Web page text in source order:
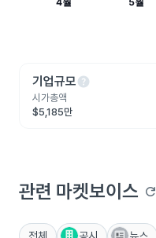
기업규모help
시가총액
$5,185만
관련 마켓보이스 refresh